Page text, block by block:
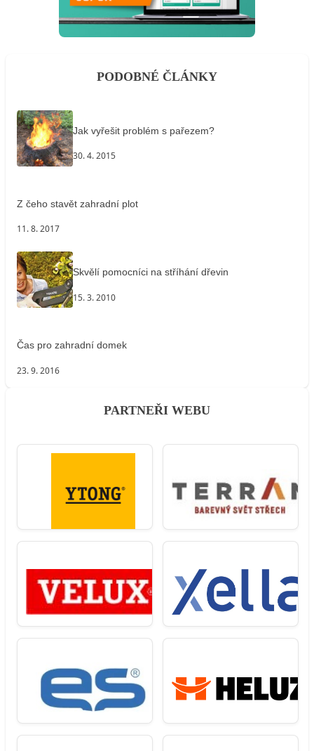
PODOBNÉ ČLÁNKY
Jak vyřešit problém s pařezem?
30. 4. 2015
Z čeho stavět zahradní plot
11. 8. 2017
Skvělí pomocníci na stříhání dřevin
15. 3. 2010
Čas pro zahradní domek
23. 9. 2016
PARTNEŘI WEBU